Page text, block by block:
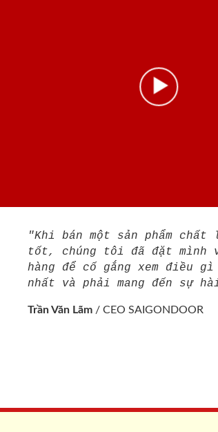
"Khi bán một sản phẩm
tốt, chúng tôi đã đặt mình
hàng để cố gắng xem điều
nhất và phải mang đến sự
Trần Văn Lãm / CEO SAIGONDOOR